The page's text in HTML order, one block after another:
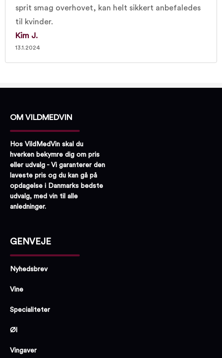
sprit smag overhovet, kan helt sikkert anbefaledes
til kvinder.
Kim J.
13.1.2024
OM VILDMEDVIN
Hos VildMedVin skal du
hverken bekymre dig om pris
eller udvalg - Vi garanterer den
laveste pris og du kan gå på
opdagelse i Danmarks bedste
udvalg, med vin til alle
anledninger.
GENVEJE
Nyhedsbrev
Vine
Specialiteter
Øl
Vingaver